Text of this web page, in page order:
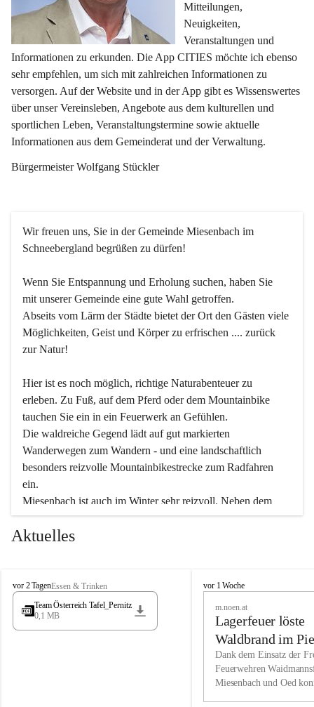
Mitteilungen,
Neuigkeiten,
Veranstaltungen und
Informationen zu erkunden. Die App CITIES möchte ich ebenso
sehr empfehlen, um sich mit zahlreichen Informationen zu
versorgen. Auf der Website und in der App gibt es Wissenswertes
über unser Vereinsleben, Angebote aus dem kulturellen und
sportlichen Leben, Veranstaltungstermine sowie aktuelle
Informationen aus dem Gemeinderat und der Verwaltung.
Bürgermeister Wolfgang Stückler
Wir freuen uns, Sie in der Gemeinde Miesenbach im
Schneebergland begrüßen zu dürfen!
Wenn Sie Entspannung und Erholung suchen, haben Sie
mit unserer Gemeinde eine gute Wahl getroffen.
Abseits vom Lärm der Städte bietet der Ort den Gästen viele
Möglichkeiten, Geist und Körper zu erfrischen .... zurück
zur Natur!
Hier ist es noch möglich, richtige Naturabenteuer zu
erleben. Zu Fuß, auf dem Pferd oder dem Mountainbike
tauchen Sie ein in ein Feuerwerk an Gefühlen.
Die waldreiche Gegend lädt auf gut markierten
Wanderwegen zum Wandern - und eine landschaftlich
besonders reizvolle Mountainbikestrecke zum Radfahren
ein.
Miesenbach ist auch im Winter sehr reizvoll. Neben dem
Eisstockschießen gibt es auf dem nahe gelegenen Unterberg
wunderschöne Naturschneepisten, die zum Schifahren oder
vielfältige Angebot unserer Kulturvereine.
Überzeugen Sie sich selbst, dass Sie in Miesenbach sowie
in den Beherbergungsbetrieben, Gaststätten und urigen
Wir kennen Miesenbach als lebens- und liebenswerten Ort.
Tradition und Innovation werden ebenso groß geschrieben
Aktuelles
M
i
s
vor 2 TagenEssen & Trinken
Team Österreich Tafel_Pernitz
0,1 MB
M
h
vor 1 Woche
m.noen.at
Lagerfeuer löste
Waldbrand im
aus
Dank dem Einsatz der
Feuerwehren
Miesenbach und Oed